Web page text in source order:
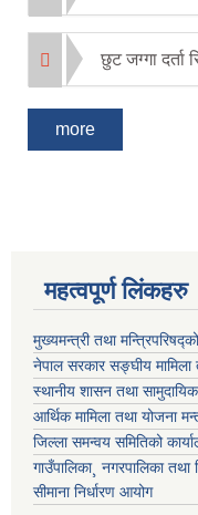
छुट जग्गा दर्ता
more
महत्वपूर्ण लिंकहरु
मुख्यमन्त्री तथा
नेपाल सरकार सङ्घीय मामिला
स्थानीय शासन तथा
आर्थिक मामिला तथा योजना
जिल्ला समन्वय समितिको
गाउँपालिका¸ नगरपालिका
सीमाना निर्धारण आयोग